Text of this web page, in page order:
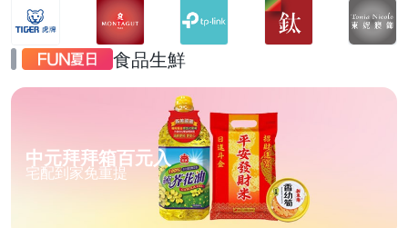
食品生鮮
中元拜拜箱百元入
宅配到家免重提